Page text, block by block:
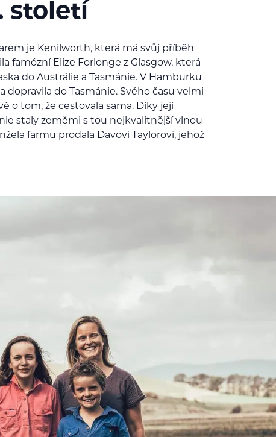
století
je Kenilworth, která má svůj příběh
famózní Elize Forlonge z Glasgow, která
do Austrálie a Tasmánie. V Hamburku
dopravila do Tasmánie. Svého času velmi
o tom, že cestovala sama. Díky její
staly zeměmi s tou nejkvalitnější vlnou
farmu prodala Davovi Taylorovi, jehož